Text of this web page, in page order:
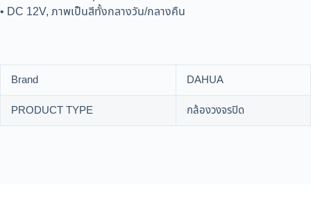
• DC 12V, ภาพเป็นสีทั้งกลางวัน/กลางคืน
Brand
DAHUA
PRODUCT TYPE
กล้องวงจรปิด